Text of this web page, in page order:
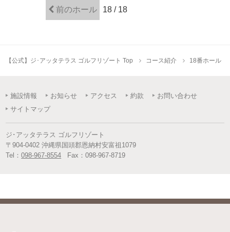
前のホール 18 / 18
【公式】ジ･アッタテラス ゴルフリゾート Top コース紹介 18番ホール
施設情報 お知らせ アクセス 約款
お問い合わせ
サイトマップ
ジ･アッタテラス ゴルフリゾート
〒904-0402 沖縄県国頭郡恩納村安富祖1079
Tel：098-967-8554 Fax：098-967-8719